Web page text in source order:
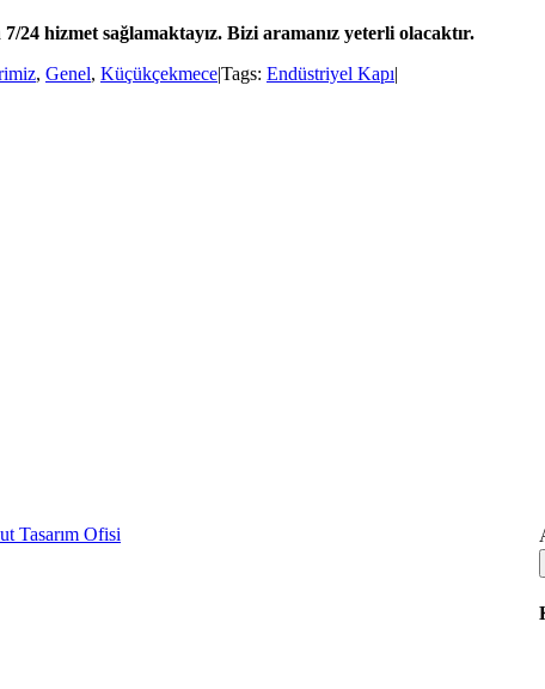
24 hizmet sağlamaktayız. Bizi aramanız yeterli olacaktır.
, Genel, Küçükçekmece|Tags: Endüstriyel Kapı|
Tasarım Ofisi